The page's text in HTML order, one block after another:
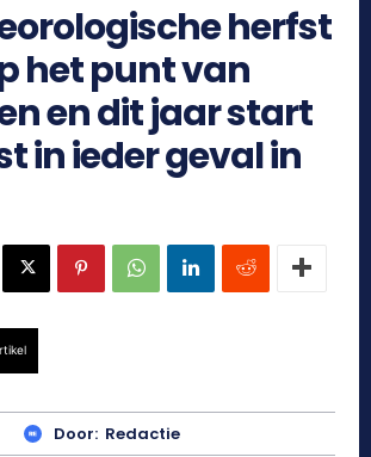
herfst
het punt van
en dit jaar start
in ieder geval in
Door: Redactie